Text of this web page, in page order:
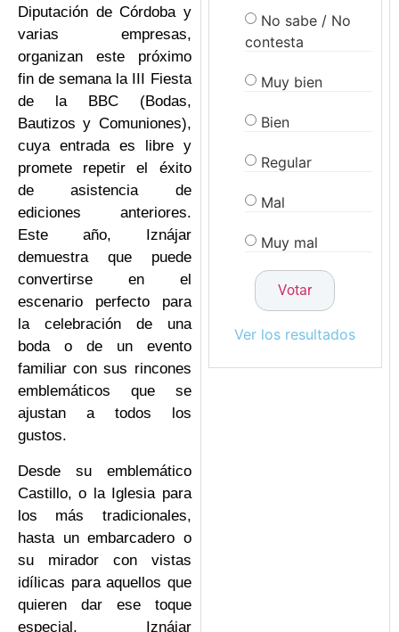
Diputación de Córdoba y
varias empresas,
organizan este próximo
fin de semana la III Fiesta
de la BBC (Bodas,
Bautizos y Comuniones),
cuya entrada es libre y
promete repetir el éxito
de asistencia de
ediciones anteriores.
Este año, Iznájar
demuestra que puede
convertirse en el
escenario perfecto para
la celebración de una
boda o de un evento
familiar con sus rincones
emblemáticos que se
ajustan a todos los
gustos.
Desde su emblemático
Castillo, o la Iglesia para
los más tradicionales,
hasta un embarcadero o
su mirador con vistas
idílicas para aquellos que
quieren dar ese toque
especial, Iznájar
No sabe / No
contesta
Muy bien
Bien
Regular
Mal
Muy mal
Ver los resultados